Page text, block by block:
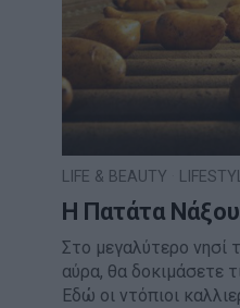
LIFE & BEAUTY
Η Πατάτα Νάξου
Στο μεγαλύτερο νησί
αύρα, θα δοκιμάσετε
Εδώ οι ντόπιοι